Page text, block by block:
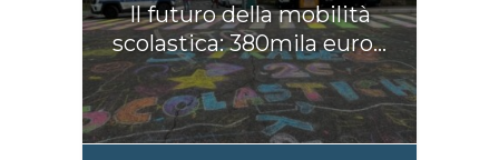
Il futuro della mobilità
scolastica: 380mila euro...